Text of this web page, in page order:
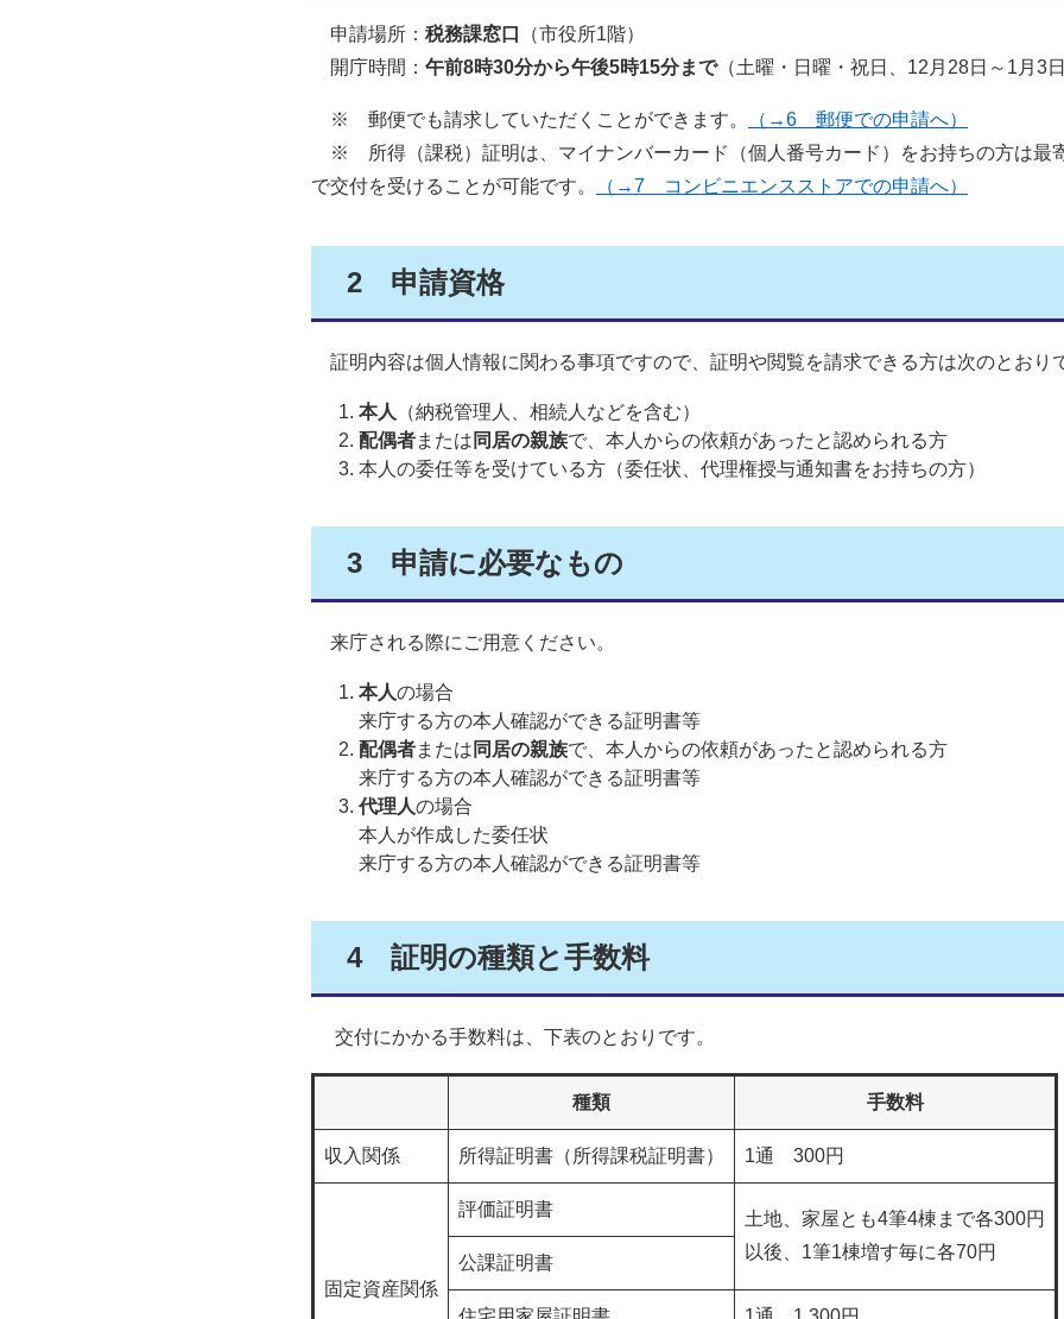
申請場所： 税務課窓口
（市役所1階）
開庁時間： 午前8時30分から午後5時15分まで（土曜・日曜・祝日、12月28日～1月3
※ 郵便でも請求していただくことができます。
（→6 郵便での申請へ）
※ 所得（課税）証明は、マイナンバーカード（個人番号カード）をお持ちの方は最
で交付を受けることが可能です。
（→7 コンビニエンスストアでの申請へ）
2 申請資格
証明内容は個人情報に関わる事項ですので、証明や閲覧を請求できる方は次のとおり
本人
（納税管理人、相続人などを含む）
配偶者または 同居の親族で、本人からの依頼があったと認められる方
本人の委任等を受けている方（委任状、代理権授与通知書をお持ちの方）
3 申請に必要なもの
来庁される際にご用意ください。
本人の場合
来庁する方の本人確認ができる証明書等
配偶者または 同居の親族で、本人からの依頼があったと認められる方
来庁する方の本人確認ができる証明書等
代理人の場合
本人が作成した委任状
来庁する方の本人確認ができる証明書等
4 証明の種類と手数料
交付にかかる手数料は、下表のとおりです。
種類 手数料
収入関係 所得証明書（所得課税証明書） 1通 300円
固定資産関係
評価証明書
土地、家屋とも4筆4棟まで各300円
以後、1筆1棟増す毎に各70円
公課証明書